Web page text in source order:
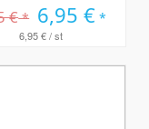
€ Sonderpreis
6,95 €
6,95 €/ st